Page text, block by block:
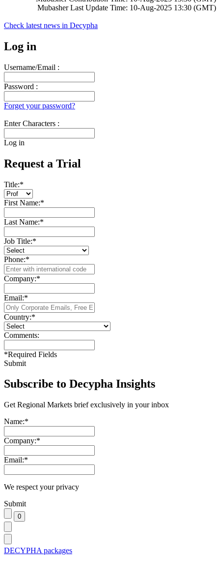
Mubasher Last Update Time: 10-Aug-2025 13:30 (GMT)
Check latest news in Decypha
Log in
Username/Email :
Password :
Forget your password?
Enter Characters :
Log in
Request a Trial
Title:*
First Name:*
Last Name:*
Job Title:*
Phone:*
Company:*
Email:*
Country:*
Comments:
*Required Fields
Submit
Subscribe to Decypha Insights
Get Regional Markets brief exclusively in your inbox
Name:*
Company:*
Email:*
We respect your privacy
Submit
DECYPHA packages